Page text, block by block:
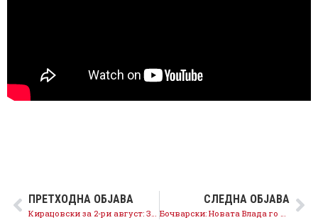
ПРЕТХОДНА ОБЈАВА
Кирацовски за 2-ри август: Заедно со граѓаните ќе обезбедиме слобода, правда и еднaквост во наша Македонија
СЛЕДНА ОБЈАВА
Бочварски: Новата Влада го решава проблемот со стечајците што ВМРО-ДПМНЕ со години го игнорираше